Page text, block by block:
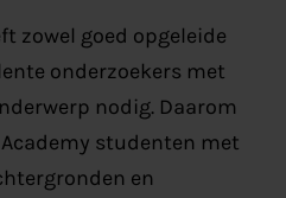
zowel goed opgeleide
onderzoekers met
nodig. Daarom
studenten met
en